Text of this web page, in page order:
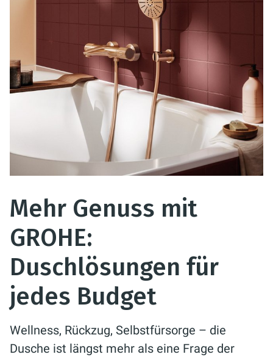
Mehr Genuss mit
GROHE:
Duschlösungen für
jedes Budget
Wellness, Rückzug, Selbstfürsorge – die
Dusche ist längst mehr als eine Frage der